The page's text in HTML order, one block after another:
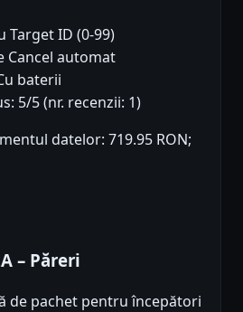
Target ID (0-99)
Cancel automat
baterii
5/5 (nr. recenzii: 1)
datelor: 719.95 RON;
– Păreri
de pachet pentru începători